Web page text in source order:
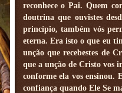
reconhece o Pai. Quem
doutrina que ouvistes
princípio, também vós
eterna. Era isto o que eu
unção que recebestes de
que a unção de Cristo vos
conforme ela vos ensinou.
confiança quando Ele Se